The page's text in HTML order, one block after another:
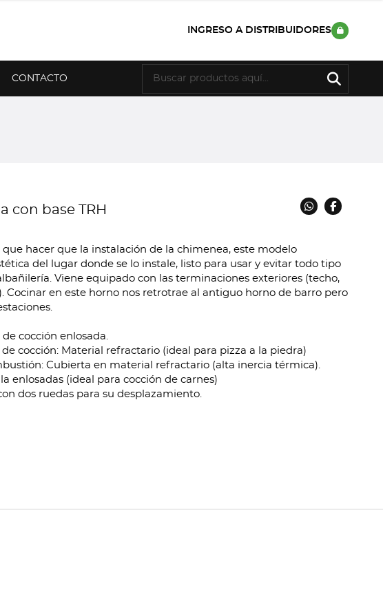
INGRESO A DISTRIBUIDORES
CONTACTO
con base TRH
hacer que la instalación de la chimenea, este modelo
del lugar donde se lo instale, listo para usar y evitar todo tipo
Viene equipado con las terminaciones exteriores (techo,
Cocinar en este horno nos retrotrae al antiguo horno de barro pero
cocción enlosada.
de cocción: Material refractario (ideal para pizza a la piedra)
Cubierta en material refractario (alta inercia térmica).
enlosadas (ideal para cocción de carnes)
dos ruedas para su desplazamiento.